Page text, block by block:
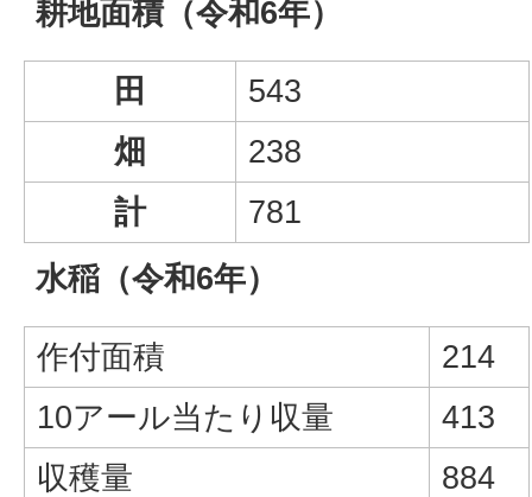
耕地面積（令和6年）
田
543
畑
238
計
781
水稲（令和6年）
作付面積
214
10アール当たり収量
413
収穫量
884